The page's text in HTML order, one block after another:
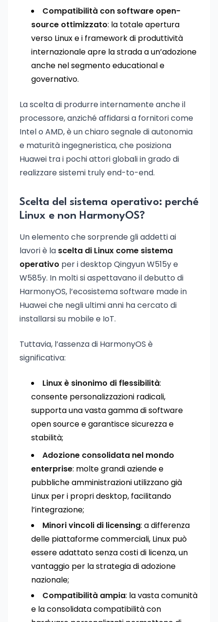
Compatibilità con software open-
source ottimizzato: la totale apertura
verso Linux e i framework di produttività
internazionale apre la strada a un’adozione
anche nel segmento educational e
governativo.
La scelta di produrre internamente anche il
processore, anziché affidarsi a fornitori come
Intel o AMD, è un chiaro segnale di autonomia
e maturità ingegneristica, che posiziona
Huawei tra i pochi attori globali in grado di
realizzare sistemi truly end-to-end.
Scelta del sistema operativo: perché
Linux e non HarmonyOS?
Un elemento che sorprende gli addetti ai
lavori è la scelta di Linux come sistema
operativo per i desktop Qingyun W515y e
W585y. In molti si aspettavano il debutto di
HarmonyOS, l’ecosistema software made in
Huawei che negli ultimi anni ha cercato di
installarsi su mobile e IoT.
Tuttavia, l’assenza di HarmonyOS è
significativa:
Linux è sinonimo di flessibilità:
consente personalizzazioni radicali,
supporta una vasta gamma di software
open source e garantisce sicurezza e
stabilità;
Adozione consolidata nel mondo
enterprise: molte grandi aziende e
pubbliche amministrazioni utilizzano già
Linux per i propri desktop, facilitando
l’integrazione;
Minori vincoli di licensing: a differenza
delle piattaforme commerciali, Linux può
essere adattato senza costi di licenza, un
vantaggio per la strategia di adozione
nazionale;
Compatibilità ampia: la vasta comunità
e la consolidata compatibilità con